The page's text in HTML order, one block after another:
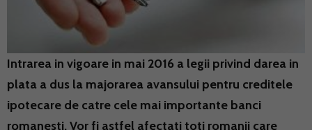
Intrarea in vigoare in mai 2016 a legii privind darea in
plata a dus la majorarea avansului pentru creditele
ipotecare de catre cele mai importante banci
romanesti. Vor fi astfel afectati toti romanii care